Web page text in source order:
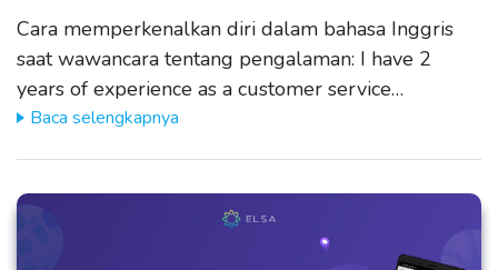
Cara memperkenalkan diri dalam bahasa Inggris
saat wawancara tentang pengalaman: I have 2
years of experience as a customer service…
Baca selengkapnya